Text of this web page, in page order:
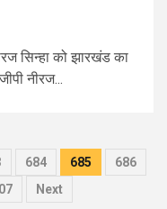
सिन्हा को झारखंड का
नीरज...
684 685
686
Next